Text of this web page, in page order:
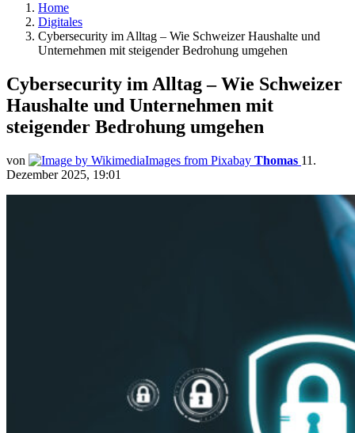
Home
Digitales
Cybersecurity im Alltag – Wie Schweizer Haushalte und
Unternehmen mit steigender Bedrohung umgehen
Cybersecurity im Alltag – Wie Schweizer
Haushalte und Unternehmen mit
steigender Bedrohung umgehen
von Thomas 11.
Dezember 2025, 19:01